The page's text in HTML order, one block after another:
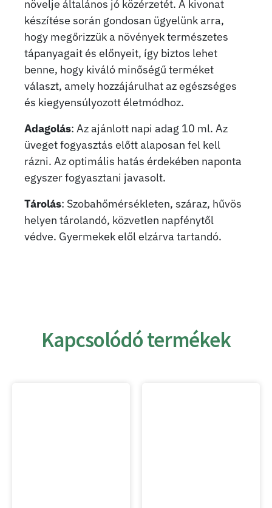
növelje általános jó közérzetét. A kivonat
készítése során gondosan ügyelünk arra,
hogy megőrizzük a növények természetes
tápanyagait és előnyeit, így biztos lehet
benne, hogy kiváló minőségű terméket
választ, amely hozzájárulhat az egészséges
és kiegyensúlyozott életmódhoz.
Adagolás: Az ajánlott napi adag 10 ml. Az
üveget fogyasztás előtt alaposan fel kell
rázni. Az optimális hatás érdekében naponta
egyszer fogyasztani javasolt.
Tárolás: Szobahőmérsékleten, száraz, hűvös
helyen tárolandó, közvetlen napfénytől
védve. Gyermekek elől elzárva tartandó.
Kapcsolódó termékek